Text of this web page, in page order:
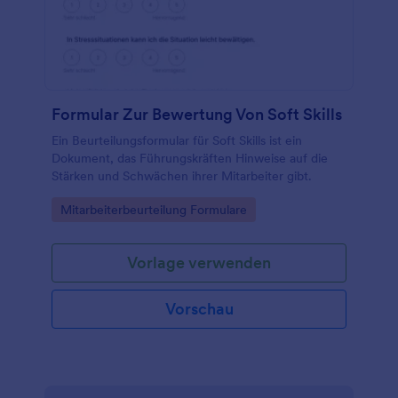
Formular Zur Bewertung Von Soft Skills
Ein Beurteilungsformular für Soft Skills ist ein
Dokument, das Führungskräften Hinweise auf die
Stärken und Schwächen ihrer Mitarbeiter gibt.
Go to Category:
Mitarbeiterbeurteilung Formulare
Vorlage verwenden
Vorschau